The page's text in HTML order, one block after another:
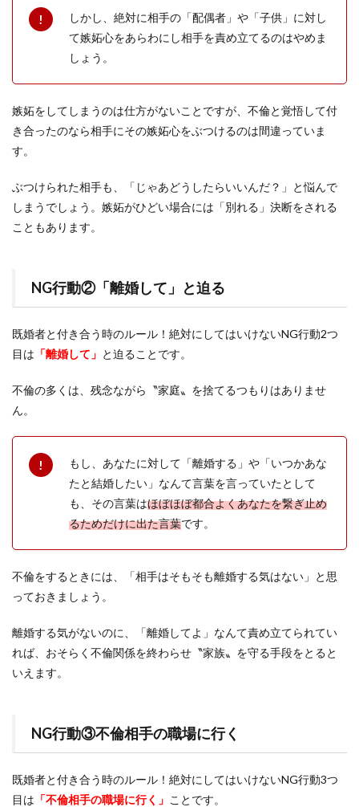
しかし、絶対に相手の「配偶者」や「子供」に対し
て嫉妬心をあらわにし相手を責め立てるのはやめま
しょう。
嫉妬をしてしまうのは仕方がないことですが、不倫と覚悟して付
き合ったのなら相手にその嫉妬心をぶつけるのは間違っていま
す。
ぶつけられた相手も、「じゃあどうしたらいいんだ？」と悩んで
しまうでしょう。嫉妬がひどい場合には「別れる」決断をされる
こともあります。
NG行動②「離婚して」と迫る
既婚者と付き合う時のルール！絶対にしてはいけないNG行動2つ
目は 「離婚して」 と迫ることです。
不倫の多くは、残念ながら〝家庭〟を捨てるつもりはありませ
ん。
もし、あなたに対して「離婚する」や「いつかあな
たと結婚したい」なんて言葉を言っていたとして
も、その言葉はほぼほぼ都合よくあなたを繋ぎ止め
るためだけに出た言葉です。
不倫をするときには、「相手はそもそも離婚する気はない」と思
っておきましょう。
離婚する気がないのに、「離婚してよ」なんて責め立てられてい
れば、おそらく不倫関係を終わらせ〝家族〟を守る手段をとると
いえます。
NG行動③不倫相手の職場に行く
既婚者と付き合う時のルール！絶対にしてはいけないNG行動3つ
目は 「不倫相手の職場に行く」 ことです。